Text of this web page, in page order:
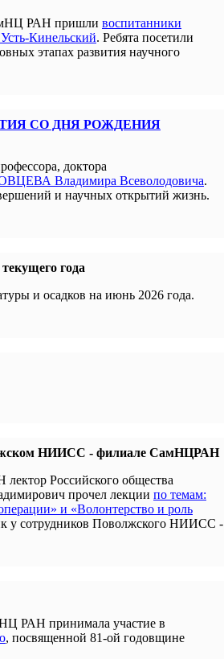
РАН пришли воспитанники
Кинельский. Ребята посетили
этапах развития научного
СО ДНЯ РОЖДЕНИЯ
доктора
Владимира Всеволодовича.
и научных открытий жизнь.
года
и осадков на июнь 2026 года.
НИИСС - филиале СамНЦРАН
Российского общества
прочел лекции по темам:
и «Волонтерство и роль
у сотрудников Поволжского НИИСС -
РАН принимала участие в
, посвященной 81-ой годовщине